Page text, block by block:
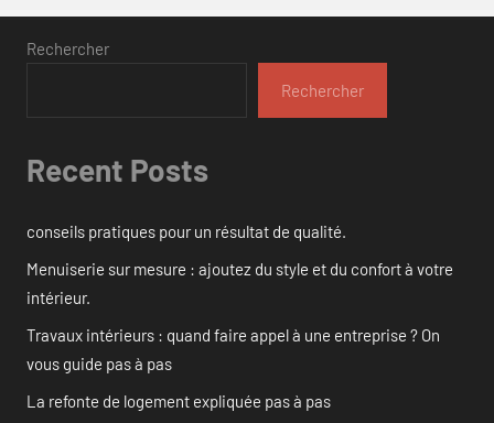
Rechercher
Rechercher
Recent Posts
conseils pratiques pour un résultat de qualité.
Menuiserie sur mesure : ajoutez du style et du confort à votre
intérieur.
Travaux intérieurs : quand faire appel à une entreprise ? On
vous guide pas à pas
La refonte de logement expliquée pas à pas